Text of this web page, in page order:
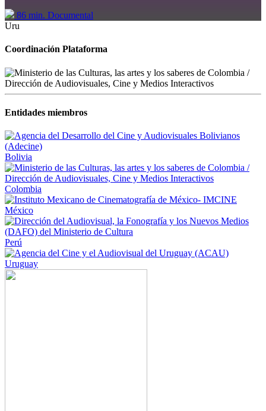
86 min. Documental
Uru
Coordinación Plataforma
Entidades miembros
Bolivia
Colombia
México
Perú
Uruguay